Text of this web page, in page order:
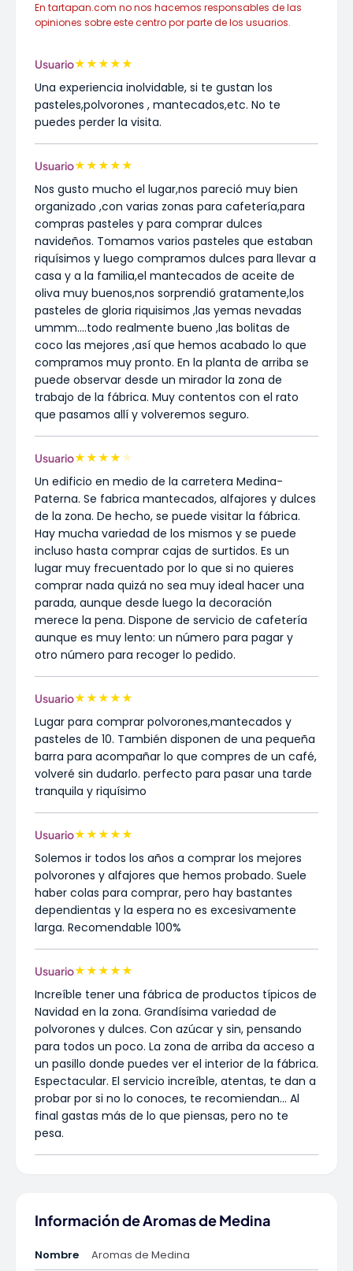
En tartapan.com no nos hacemos responsables de las
opiniones sobre este centro por parte de los usuarios.
Usuario★★★★★
Una experiencia inolvidable, si te gustan los
pasteles,polvorones , mantecados,etc. No te
puedes perder la visita.
Usuario★★★★★
Nos gusto mucho el lugar,nos pareció muy bien
organizado ,con varias zonas para cafetería,para
compras pasteles y para comprar dulces
navideños. Tomamos varios pasteles que estaban
riquísimos y luego compramos dulces para llevar a
casa y a la familia,el mantecados de aceite de
oliva muy buenos,nos sorprendió gratamente,los
pasteles de gloria riquisimos ,las yemas nevadas
ummm....todo realmente bueno ,las bolitas de
coco las mejores ,así que hemos acabado lo que
compramos muy pronto. En la planta de arriba se
puede observar desde un mirador la zona de
trabajo de la fábrica. Muy contentos con el rato
que pasamos allí y volveremos seguro.
Usuario★★★★ ★
Un edificio en medio de la carretera Medina-
Paterna. Se fabrica mantecados, alfajores y dulces
de la zona. De hecho, se puede visitar la fábrica.
Hay mucha variedad de los mismos y se puede
incluso hasta comprar cajas de surtidos. Es un
lugar muy frecuentado por lo que si no quieres
comprar nada quizá no sea muy ideal hacer una
parada, aunque desde luego la decoración
merece la pena. Dispone de servicio de cafetería
aunque es muy lento: un número para pagar y
otro número para recoger lo pedido.
Usuario★★★★★
Lugar para comprar polvorones,mantecados y
pasteles de 10. También disponen de una pequeña
barra para acompañar lo que compres de un café,
volveré sin dudarlo. perfecto para pasar una tarde
tranquila y riquísimo
Usuario★★★★★
Solemos ir todos los años a comprar los mejores
polvorones y alfajores que hemos probado. Suele
haber colas para comprar, pero hay bastantes
dependientas y la espera no es excesivamente
larga. Recomendable 100%
Usuario★★★★★
Increíble tener una fábrica de productos típicos de
Navidad en la zona. Grandísima variedad de
polvorones y dulces. Con azúcar y sin, pensando
para todos un poco. La zona de arriba da acceso a
un pasillo donde puedes ver el interior de la fábrica.
Espectacular. El servicio increíble, atentas, te dan a
probar por si no lo conoces, te recomiendan... Al
final gastas más de lo que piensas, pero no te
pesa.
Información de Aromas de Medina
Nombre Aromas de Medina